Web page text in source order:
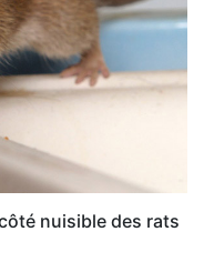
nuisible des rats